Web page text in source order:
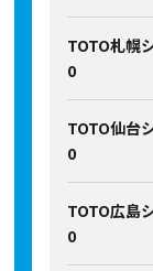
TOTO札幌
0
TOTO仙台
0
TOTO広島
0